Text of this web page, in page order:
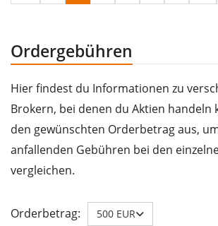
Ordergebühren
Hier findest du Informationen zu
Brokern, bei denen du Aktien handeln
den gewünschten Orderbetrag aus,
anfallenden Gebühren bei den
vergleichen.
Orderbetrag: 500 EUR